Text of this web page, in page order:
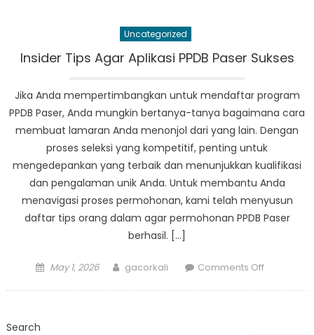
Merevolusi
Uncategorized
Insider Tips Agar Aplikasi PPDB Paser Sukses
Jika Anda mempertimbangkan untuk mendaftar program
PPDB Paser, Anda mungkin bertanya-tanya bagaimana cara
membuat lamaran Anda menonjol dari yang lain. Dengan
proses seleksi yang kompetitif, penting untuk
mengedepankan yang terbaik dan menunjukkan kualifikasi
dan pengalaman unik Anda. Untuk membantu Anda
menavigasi proses permohonan, kami telah menyusun
daftar tips orang dalam agar permohonan PPDB Paser
berhasil. […]
Posted
May 1, 2026 Author
gacorkali Comments Offon
Search